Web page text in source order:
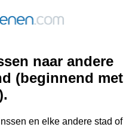
naar andere
(beginnend met
en elke andere stad of